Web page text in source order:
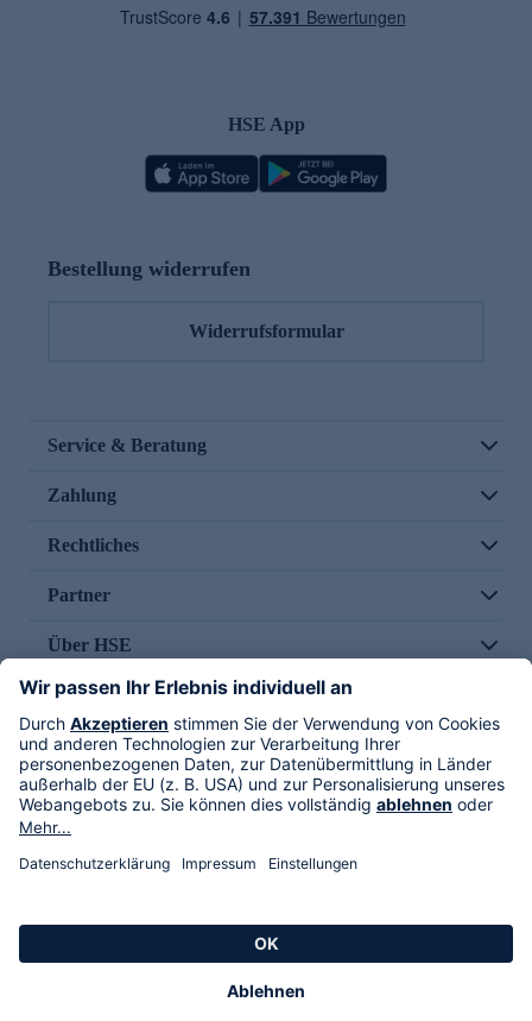
HSE App
Bestellung widerrufen
Widerrufsformular
Service & Beratung
Zahlung
Rechtliches
Partner
Über HSE
Im TV
HSE International